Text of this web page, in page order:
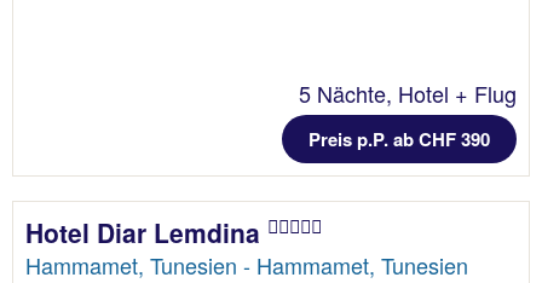
5 Nächte, Hotel + Flug
Preis p.P. ab CHF 390
Hotel Diar Lemdina
Hammamet, Tunesien - Hammamet, Tunesien